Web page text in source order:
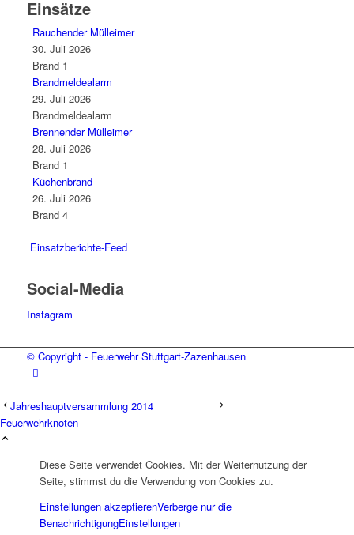
Einsätze
Rauchender Mülleimer
30. Juli 2026
Brand 1
Brandmeldealarm
29. Juli 2026
Brandmeldealarm
Brennender Mülleimer
28. Juli 2026
Brand 1
Küchenbrand
26. Juli 2026
Brand 4
Einsatzberichte-Feed
Social-Media
Instagram
© Copyright - Feuerwehr Stuttgart-Zazenhausen
Jahreshauptversammlung 2014
Feuerwehrknoten
Diese Seite verwendet Cookies. Mit der Weiternutzung der
Seite, stimmst du die Verwendung von Cookies zu.
Einstellungen akzeptierenVerberge nur die
BenachrichtigungEinstellungen